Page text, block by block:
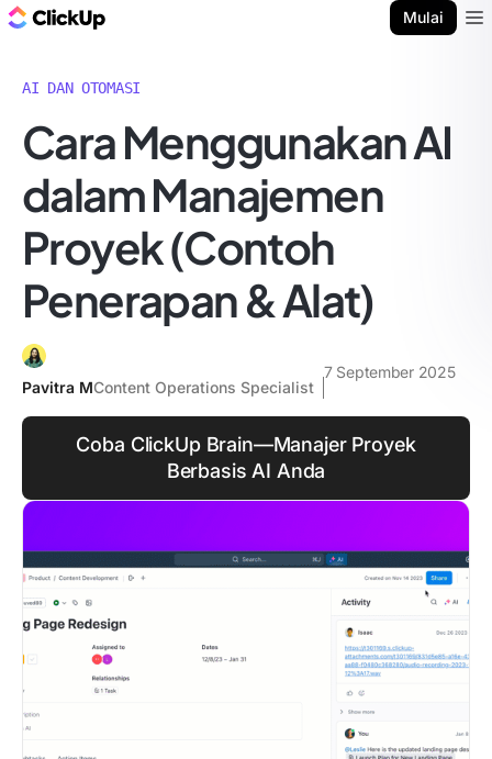
Mulai
AI DAN OTOMASI
Cara Menggunakan AI
dalam Manajemen
Proyek (Contoh
Penerapan & Alat)
Pavitra MContent Operations Specialist
7 September 2025
Coba ClickUp Brain—Manajer Proyek
Berbasis AI Anda